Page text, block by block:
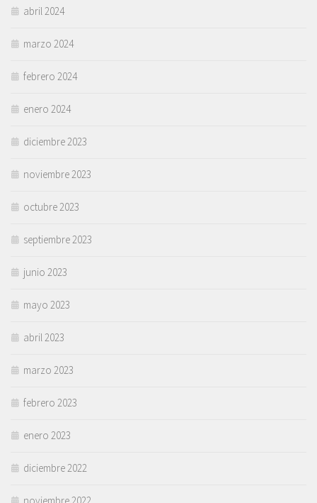
abril 2024
marzo 2024
febrero 2024
enero 2024
diciembre 2023
noviembre 2023
octubre 2023
septiembre 2023
junio 2023
mayo 2023
abril 2023
marzo 2023
febrero 2023
enero 2023
diciembre 2022